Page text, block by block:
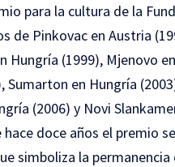
para la cultura de la
de Pinkovac en Austria
Hungría (1999), Mjenovo
Sumarton en Hungría
(2006) y Novi
hace doce años el premio
simboliza la